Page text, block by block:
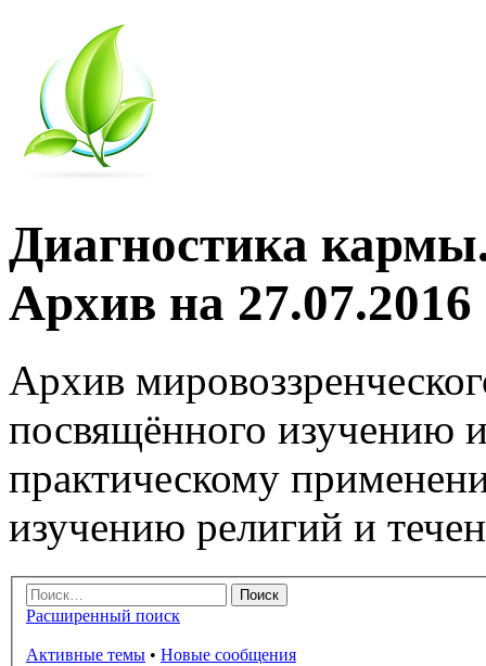
Диагностика
Архив на 27.07.2016
Архив
посвящённого изучению
практическому
изучению религий и
Расширенный поиск
Активные темы • Новые сообщения